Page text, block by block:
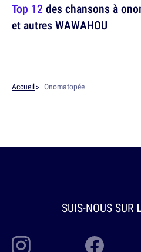
Top 12 des chansons à
et autres WAWAHOU
Accueil Onomatopée
SUIS-NOUS SUR